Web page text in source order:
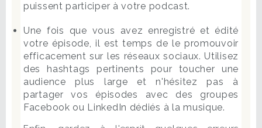
puissent participer à votre podcast.
Une fois que vous avez enregistré et édité
votre épisode, il est temps de le promouvoir
efficacement sur les réseaux sociaux. Utilisez
des hashtags pertinents pour toucher une
audience plus large et n'hésitez pas à
partager vos épisodes avec des groupes
Facebook ou LinkedIn dédiés à la musique.